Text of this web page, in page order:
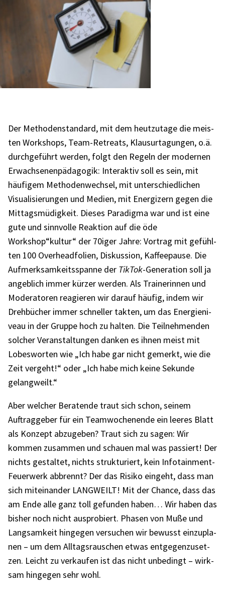
Der Metho­den­stan­dard, mit dem heut­zu­tage die meis­
ten Work­shops, Team-Retre­ats, Klau­sur­ta­gun­gen, o.ä.
durch­ge­führt werden, folgt den Regeln der moder­nen
Erwach­se­nen­päd­ago­gik: Inter­ak­tiv soll es sein, mit
häufi­gem Metho­den­wech­sel, mit unter­schied­li­chen
Visua­li­sie­run­gen und Medien, mit Ener­gi­zern gegen die
Mittags­mü­dig­keit. Dieses Para­digma war und ist eine
gute und sinn­volle Reak­tion auf die öde
Workshop“kultur“ der 70iger Jahre: Vortrag mit gefühl­
ten 100 Over­head­fo­lien, Diskus­sion, Kaffee­pause. Die
Aufmerk­sam­keits­spanne der TikTok-Gene­ra­tion soll ja
angeb­lich immer kürzer werden. Als Trai­ne­rin­nen und
Mode­ra­to­ren reagie­ren wir darauf häufig, indem wir
Dreh­bü­cher immer schnel­ler takten, um das Ener­gie­ni­
veau in der Gruppe hoch zu halten. Die Teil­neh­men­den
solcher Veran­stal­tun­gen danken es ihnen meist mit
Lobes­wor­ten wie „Ich habe gar nicht gemerkt, wie die
Zeit vergeht!“ oder „Ich habe mich keine Sekunde
gelang­weilt.“
Aber welcher Bera­tende traut sich schon, seinem
Auftrag­ge­ber für ein Team­wo­chen­ende ein leeres Blatt
als Konzept abzu­ge­ben? Traut sich zu sagen: Wir
kommen zusam­men und schauen mal was passiert! Der
nichts gestal­tet, nichts struk­tu­riert, kein Info­tain­ment-
Feuer­werk abbrennt? Der das Risiko eingeht, dass man
sich mitein­an­der LANG­WEILT! Mit der Chance, dass das
am Ende alle ganz toll gefun­den haben… Wir haben das
bisher noch nicht auspro­biert. Phasen von Muße und
Lang­sam­keit hinge­gen versu­chen wir bewusst einzu­pla­
nen – um dem Alltags­rau­schen etwas entge­gen­zu­set­
zen. Leicht zu verkau­fen ist das nicht unbe­dingt – wirk­
sam hinge­gen sehr wohl.